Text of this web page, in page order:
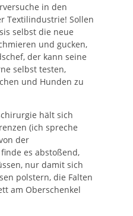
in den
Textilindustrie! Sollen
selbst die neue
und gucken,
der kann seine
selbst testen,
und Hunden zu
hält sich
(ich spreche
der
es abstoßend,
nur damit sich
polstern, die Falten
am Oberschenkel